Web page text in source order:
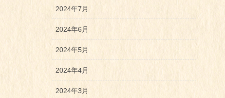
2024年7月
2024年6月
2024年5月
2024年4月
2024年3月